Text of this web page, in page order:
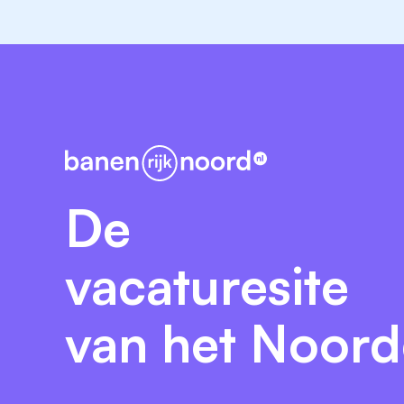
De
vacaturesite
van het